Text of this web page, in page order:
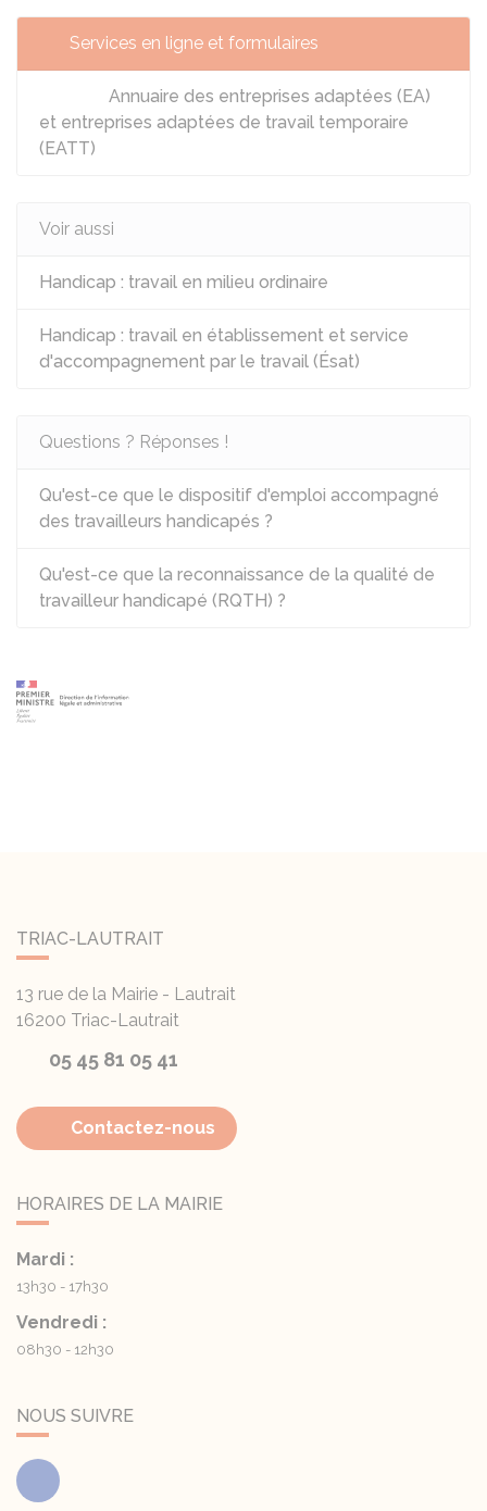
Services en ligne et formulaires
Annuaire des entreprises adaptées (EA)
et entreprises adaptées de travail temporaire
(EATT)
Voir aussi
Handicap : travail en milieu ordinaire
Handicap : travail en établissement et service
d'accompagnement par le travail (Ésat)
Questions ? Réponses !
Qu'est-ce que le dispositif d'emploi accompagné
des travailleurs handicapés ?
Qu'est-ce que la reconnaissance de la qualité de
travailleur handicapé (RQTH) ?
TRIAC-LAUTRAIT
13 rue de la Mairie - Lautrait
16200 Triac-Lautrait
05 45 81 05 41
Contactez-nous
HORAIRES DE LA MAIRIE
Mardi :
13h30 - 17h30
Vendredi :
08h30 - 12h30
NOUS SUIVRE
Facebook